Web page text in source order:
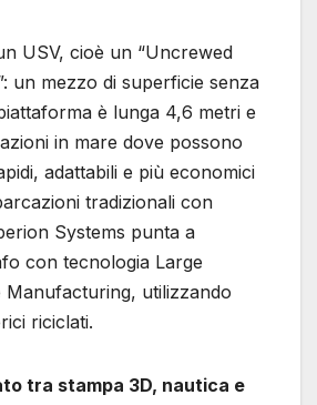
USV, cioè un “Uncrewed
un mezzo di superficie senza
è lunga 4,6 metri e
in mare dove possono
adattabili e più economici
tradizionali con
Systems punta a
con tecnologia Large
Manufacturing, utilizzando
riciclati.
tra stampa 3D, nautica e